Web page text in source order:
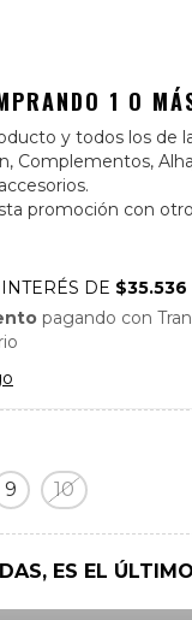
1 O
y todos los de
Complementos,
promoción con
DE $35.536
pagando con
9 10
ES EL